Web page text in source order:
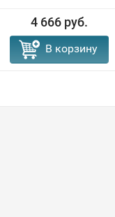
4 666 руб.
В корзину